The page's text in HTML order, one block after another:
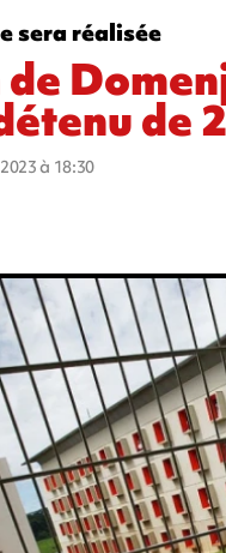
sera réalisée
de
à 18:30